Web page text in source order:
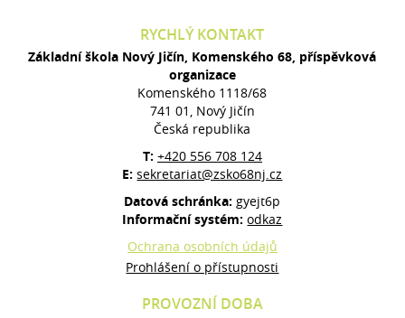
RYCHLÝ KONTAKT
Základní škola Nový Jičín, Komenského 68, příspěvková
organizace
Komenského 1118/68
741 01, Nový Jičín
Česká republika
T: +420 556 708 124
E:sekretariat@zsko68nj.cz
Datová schránka:gyejt6p
Informační systém:odkaz
Ochrana osobních údajů
Prohlášení o přístupnosti
PROVOZNÍ DOBA